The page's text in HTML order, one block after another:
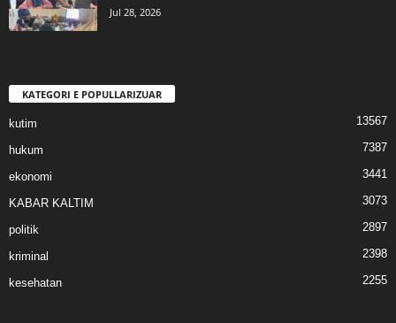
Jul 28, 2026
KATEGORI E POPULLARIZUAR
kutim 13567
hukum 7387
ekonomi 3441
KABAR KALTIM 3073
politik 2897
kriminal 2398
kesehatan 2255